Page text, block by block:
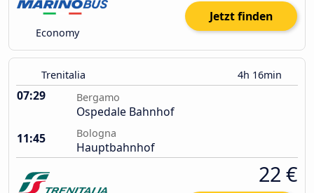
Economy
Jetzt finden
Trenitalia 4h 16min
07:29 Bergamo
Ospedale Bahnhof
11:45
Bologna
Hauptbahnhof
22 €